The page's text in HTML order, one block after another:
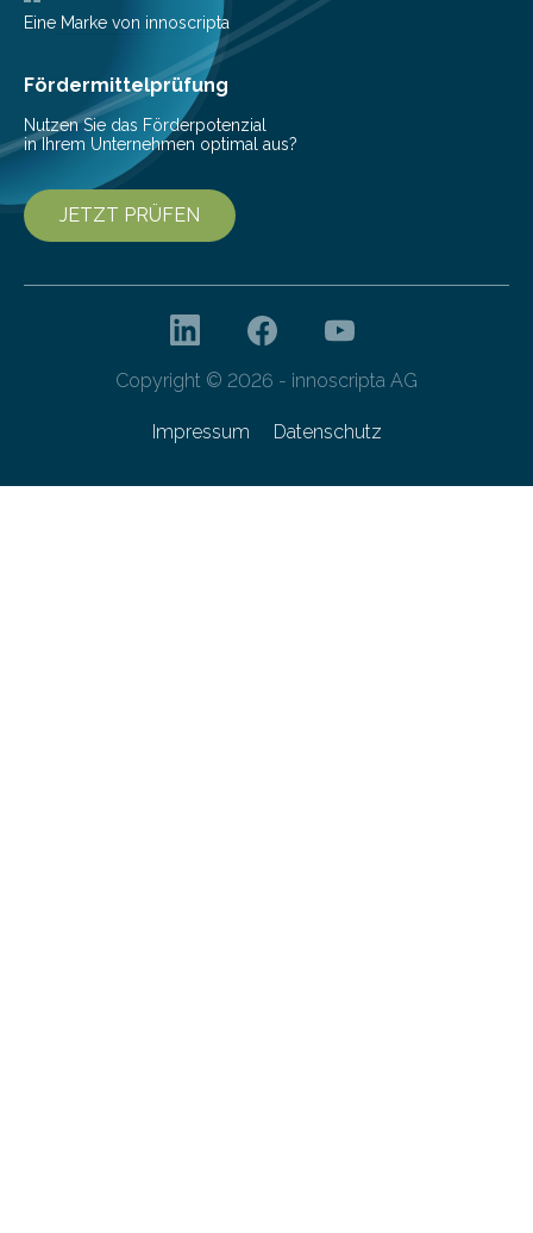
Eine Marke von innoscripta
Fördermittelprüfung
Nutzen Sie das Förderpotenzial
in Ihrem Unternehmen optimal aus?
JETZT PRÜFEN
Copyright © 2026 - innoscripta AG
Impressum Datenschutz